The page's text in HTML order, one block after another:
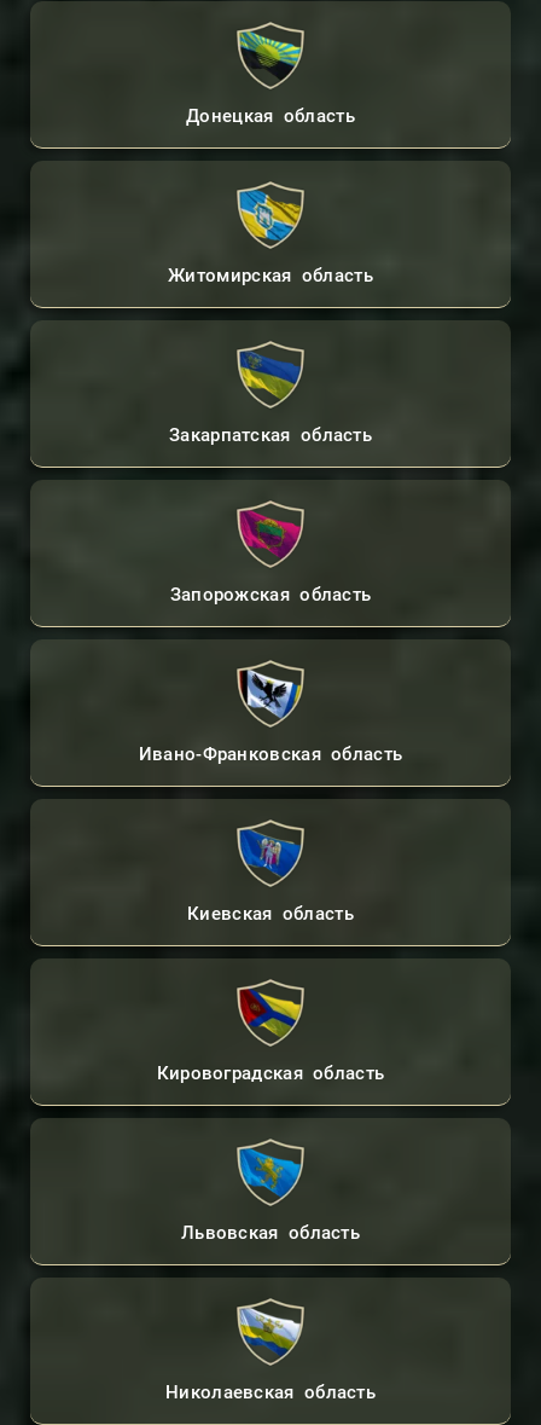
Донецкая область
Житомирская область
Закарпатская область
Запорожская область
Ивано-Франковская область
Киевская область
Кировоградская область
Львовская область
Николаевская область